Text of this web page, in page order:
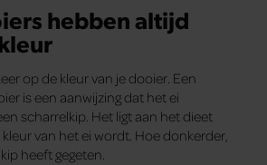
hebben altijd
op de kleur van je dooier. Een
is een aanwijzing dat het ei
scharrelkip. Het ligt aan het dieet
van het ei wordt. Hoe donkerder,
heeft gegeten.